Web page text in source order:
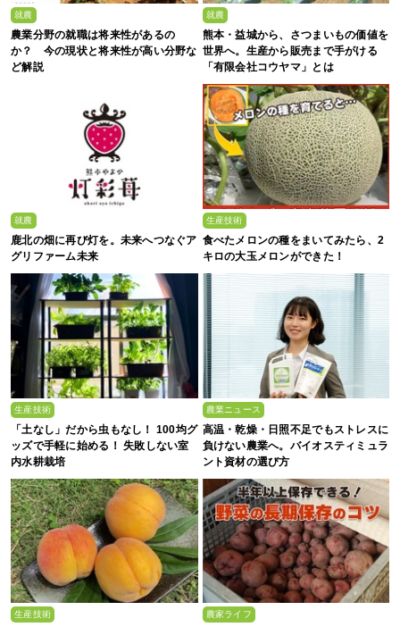
就農
農業分野の就職は将来性があるの
か？ 今の現状と将来性が高い分野な
ど解説
就農
熊本・益城から、さつまいもの価値を
世界へ。生産から販売まで手がける
「有限会社コウヤマ」とは
就農
鹿北の畑に再び灯を。未来へつなぐア
グリファーム未来
生産技術
食べたメロンの種をまいてみたら、2
キロの大玉メロンができた！
生産技術
「土なし」だから虫もなし！ 100均グ
ッズで手軽に始める！ 失敗しない室
内水耕栽培
農業ニュース
高温・乾燥・日照不足でもストレスに
負けない農業へ。バイオスティミュラ
ント資材の選び方
生産技術 農家ライフ